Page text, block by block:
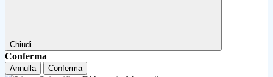
Chiudi
Conferma
Annulla Conferma